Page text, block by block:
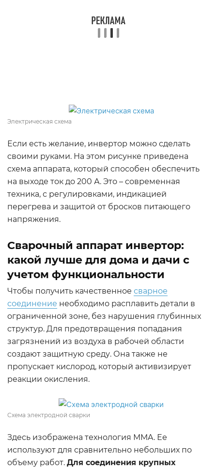
Электрическая схема
Если есть желание, инвертор можно сделать
своими руками. На этом рисунке приведена
схема аппарата, который способен обеспечить
на выходе ток до 200 А. Это – современная
техника, с регулировками, индикацией
перегрева и защитой от бросков питающего
напряжения.
Сварочный аппарат инвертор:
какой лучше для дома и дачи с
учетом функциональности
Чтобы получить качественное сварное
соединение необходимо расплавить детали в
ограниченной зоне, без нарушения глубинных
структур. Для предотвращения попадания
загрязнений из воздуха в рабочей области
создают защитную среду. Она также не
пропускает кислород, который активизирует
реакции окисления.
Схема электродной сварки
Здесь изображена технология MMA. Ее
используют для сравнительно небольших по
объему работ. Для соединения крупных